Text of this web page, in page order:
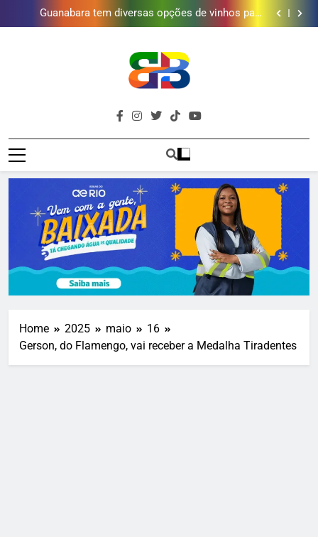
tratamento reforça abastecimento de água
Guanabara tem diversas opções de vinhos para
presentear o seu pai. Descubra como escolher o que
Gastro Samba reúne Nosso Sentimento e Gustavo
Golfe e fortalece projeto que atende 140 crianças
Duque de Caxias: modernização de estação de
tratamento reforça abastecimento de água
Guanabara tem diversas opções de vinhos para
presentear o seu pai. Descubra como escolher o que
mais combina com ele
Gastro Samba reúne Nosso Sentimento e Gustavo
Lins em Nova Iguaçu neste fim de semana
Brava
Baixada
Baixada Fluminense Em Destaque!
Home 2025 maio
16
Gerson, do Flamengo, vai receber a Medalha Tiradentes